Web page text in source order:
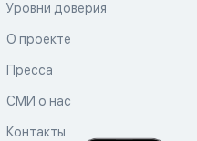
Уровни доверия
О проекте
Пресса
СМИ о нас
Контакты